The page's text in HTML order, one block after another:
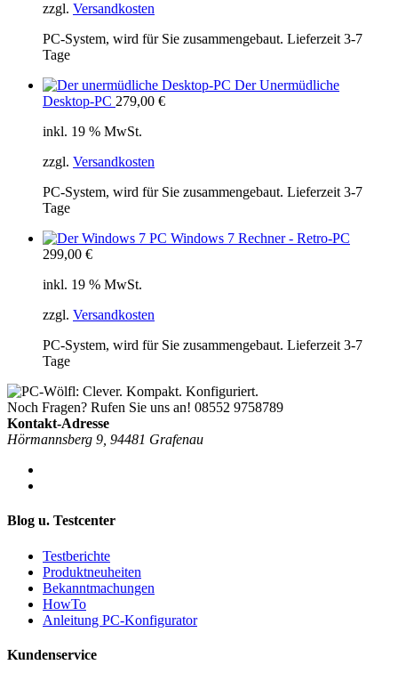
zzgl. Versandkosten
PC-System, wird für Sie zusammengebaut. Lieferzeit 3-7
Tage
Der Unermüdliche
Desktop-PC 279,00 €
inkl. 19 % MwSt.
zzgl. Versandkosten
PC-System, wird für Sie zusammengebaut. Lieferzeit 3-7
Tage
Windows 7 Rechner - Retro-PC
299,00 €
inkl. 19 % MwSt.
zzgl. Versandkosten
PC-System, wird für Sie zusammengebaut. Lieferzeit 3-7
Tage
Noch Fragen? Rufen Sie uns an! 08552 9758789
Kontakt-Adresse
Hörmannsberg 9, 94481 Grafenau
Blog u. Testcenter
Testberichte
Produktneuheiten
Bekanntmachungen
HowTo
Anleitung PC-Konfigurator
Kundenservice